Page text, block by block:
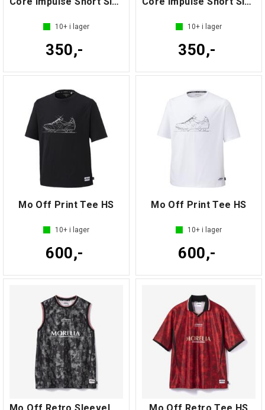
10+ i lager
350,-
10+ i lager
350,-
Mo Off Print Tee HS
10+ i lager
600,-
Mo Off Print Tee HS
10+ i lager
600,-